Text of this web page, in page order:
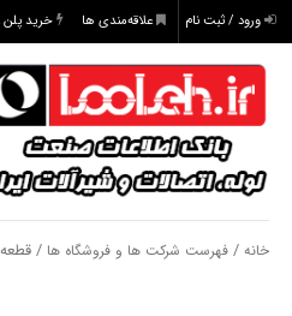
ورود / ثبت نام علاقه‌مندی ها خرید
خانه /فهرست شرکت ها و فروشگاه ها /